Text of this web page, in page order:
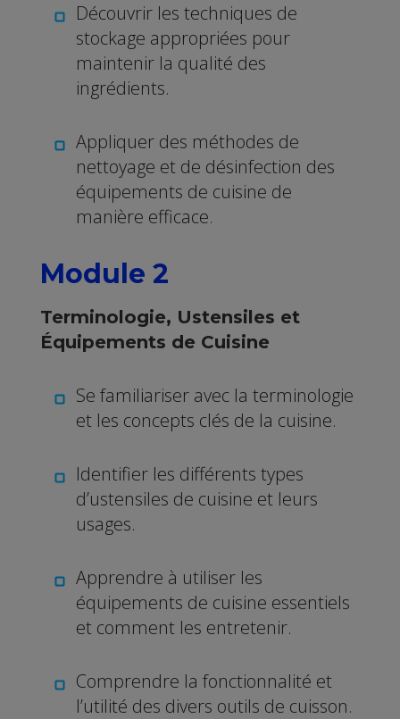
Découvrir les techniques de
stockage appropriées pour
maintenir la qualité des
ingrédients.
Appliquer des méthodes de
nettoyage et de désinfection des
équipements de cuisine de
manière efficace.
Module 2
Terminologie, Ustensiles et
Équipements de Cuisine
Se familiariser avec la terminologie
et les concepts clés de la cuisine.
Identifier les différents types
d’ustensiles de cuisine et leurs
usages.
Apprendre à utiliser les
équipements de cuisine essentiels
et comment les entretenir.
Comprendre la fonctionnalité et
l’utilité des divers outils de cuisson.